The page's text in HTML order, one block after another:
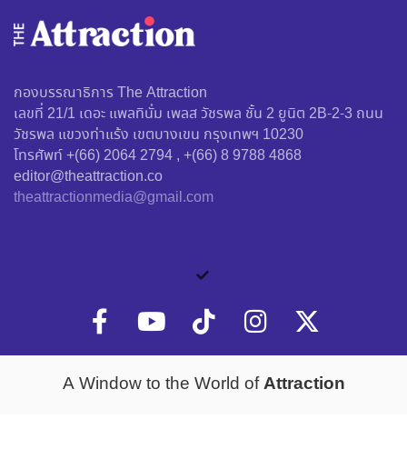
กองบรรณาธิการ The Attraction
เลขที่ 21/1 เดอะ แพลทินั่ม เพลส วัชรพล ชั้น 2 ยูนิต 2B-2-3 ถนน
วัชรพล แขวงท่าแร้ง เขตบางเขน กรุงเทพฯ 10230
โทรศัพท์ +(66) 2064 2794 , +(66) 8 9788 4868
editor@theattraction.co
theattractionmedia@gmail.com
A Window to the World ofAttraction